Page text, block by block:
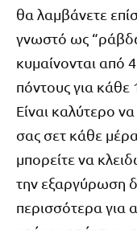
θα λαμβάνετε
γνωστό ως
κυμαίνονται από
πόντους για κάθε
Είναι καλύτερο
σας σετ κάθε
μπορείτε να
την εξαργύρωση
περισσότερα για